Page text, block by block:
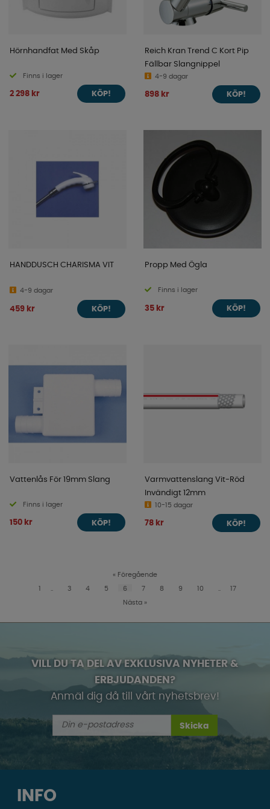
Hörnhandfat Med Skåp
Finns i lager
2 298 kr KÖP!
Reich Kran Trend C Kort Pip
Fällbar Slangnippel
4-9 dagar
898 kr KÖP!
HANDDUSCH CHARISMA VIT
4-9 dagar
459 kr KÖP!
Propp Med Ögla
Finns i lager
35 kr KÖP!
Vattenlås För 19mm Slang
Finns i lager
150 kr KÖP!
Varmvattenslang Vit-Röd
Invändigt 12mm
10-15 dagar
78 kr KÖP!
« Föregående
1 3 4 5 6 7 8 9 10 17
Nästa »
VILL DU TA DEL AV EXKLUSIVA NYHETER &
ERBJUDANDEN?
Anmäl dig då till vårt nyhetsbrev!
Skicka
INFO